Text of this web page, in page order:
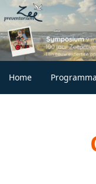
Home Programma